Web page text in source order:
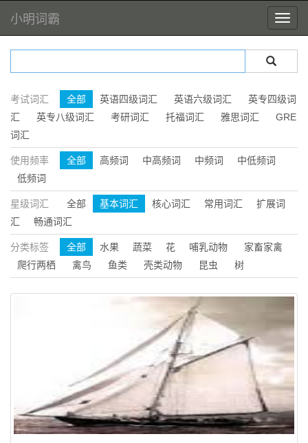
小明词霸
考试词汇 全部 英语四级词汇 英语六级词汇
英专四级词
汇
英专八级词汇 考研词汇 托福词汇 雅思词汇
GRE
词汇
使用频率 全部 高频词 中高频词 中频词
中低频词
低频词
星级词汇 全部 基本词汇 核心词汇 常用词汇
扩展词
汇
畅通词汇
分类标签 全部 水果 蔬菜 花 哺乳动物
家畜家禽
爬行两栖
禽鸟 鱼类 壳类动物 昆虫 树